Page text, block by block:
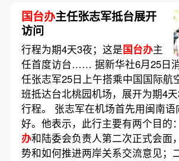
国台办主任张志军抵台展开
访问
行程为期4天3夜；这是国台办主
任首度访台…… 据新华社6月25日消
任张志军25日上午搭乘中国国际航
班抵达台北桃园机场，展开为期4
行程。 张志军在机场首先用闽南语
好。他表示，此行主要有两个目的
办和陆委会负责人第二次正式会面
势和如何推进两岸关系交流意见